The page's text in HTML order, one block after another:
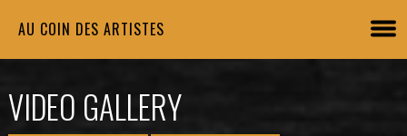
AU COIN DES ARTISTES
VIDEO GALLERY